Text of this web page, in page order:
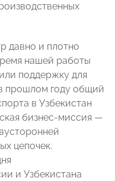
давно и плотно
нашей работы
поддержку для
прошлом году общий
в Узбекистан
бизнес-миссия —
цепочек.
и Узбекистана